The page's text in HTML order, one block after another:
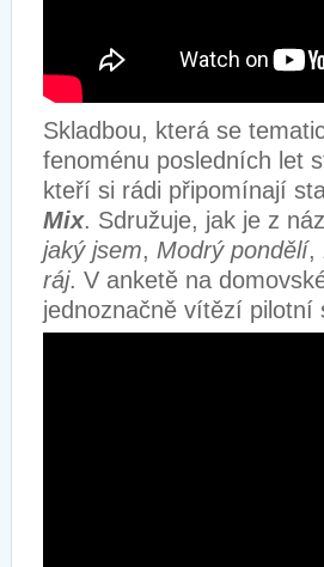
Skladbou, která se
fenoménu posledních let
kteří si rádi připomínají
Mix. Sdružuje, jak je z
jaký jsem, Modrý pondělí,
ráj. V anketě na
jednoznačně vítězí pilotní